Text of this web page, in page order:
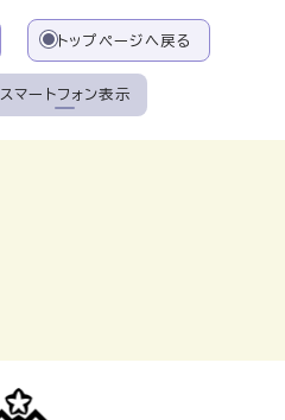
トップページへ戻る
スマートフォン表示